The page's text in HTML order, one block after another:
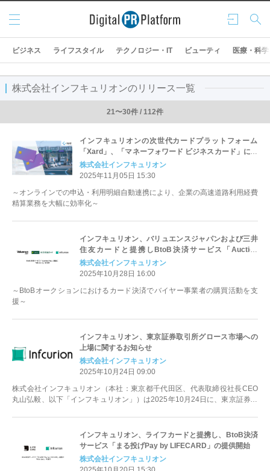
ログ
イン
検索
メニ
ュー
ビジネス ライフスタイル テクノロジー・IT ビューティ 医療・科学
株式会社インフキュリオンのリリース一覧
21〜30件 / 112件
インフキュリオンの次世代カードプラットフォーム
「Xard」、「マネーフォワード ビジネスカード」にお
けるETCカード取扱い開始を支援
株式会社インフキュリオン
2025年11月05日 15:30
～オンラインでの申込・利用明細自動連携により、企業の高速道路利用経費
精算業務を大幅に効率化～
インフキュリオン、バリュエンスジャパンおよび三井
住友カードと提携しBtoB決済サービス「Auction
Pay」を提供開始
株式会社インフキュリオン
2025年10月28日 16:00
～BtoBオークションにおけるカード決済でバイヤー事業者の購買活動を支
援～
インフキュリオン、東京証券取引所グロース市場への
上場に関するお知らせ
株式会社インフキュリオン
2025年10月24日 09:00
株式会社インフキュリオン（本社：東京都千代田区、代表取締役社長CEO
丸山弘毅、以下「インフキュリオン」）は2025年10月24日に、東京証券取
インフキュリオン、ライフカードと提携し、BtoB決済
サービス「まる投げPay by LIFECARD」の提供開始
株式会社インフキュリオン